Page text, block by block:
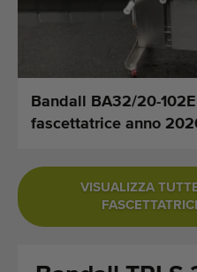
Ultime macchine
Aggiornamenti sui
Importare una macchina
Macchine
Bandall BA32/20-
fascettatrice anno
VISUALIZZA